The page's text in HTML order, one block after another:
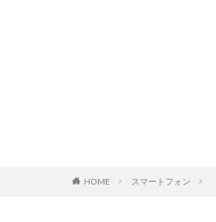
HOME スマートフォン